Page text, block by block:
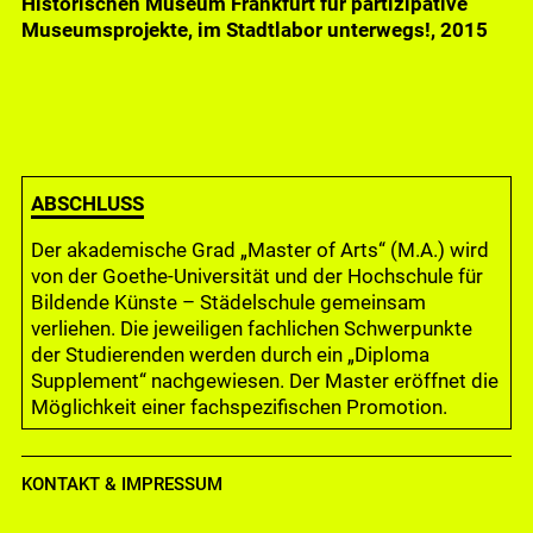
Ausstellung Lichtbilder, 2013
Museumsprojekte, im Stadtlabor unterwegs!, 2015
Victor Vasarely, 2018
ABSCHLUSS
Der akademische Grad „Master of Arts“ (M.A.) wird
von der Goethe-Universität und der Hochschule für
Bildende Künste – Städelschule gemeinsam
verliehen. Die jeweiligen fachlichen Schwerpunkte
der Studierenden werden durch ein „Diploma
Supplement“ nachgewiesen. Der Master eröffnet die
Möglichkeit einer fachspezifischen Promotion.
KONTAKT & IMPRESSUM